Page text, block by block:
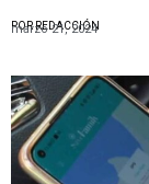
POR REDACCIÓN
marzo 21, 2024